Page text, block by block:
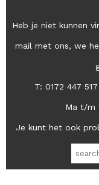
Heb je niet kunnen
mail met ons, we
T: 0172 447
Ma t/m
Je kunt het ook